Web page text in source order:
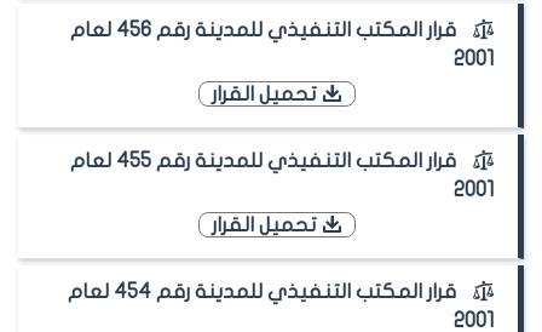
قرار المكتب التنفيذي للمدينة رقم 456 لعام
2001
تحميل القرار
قرار المكتب التنفيذي للمدينة رقم 455 لعام
2001
تحميل القرار
قرار المكتب التنفيذي للمدينة رقم 454 لعام
2001